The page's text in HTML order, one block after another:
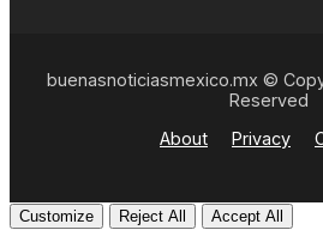
buenasnoticiasmexico.mx ©
Reserved
About
Privacy
Customize Reject All
Accept All